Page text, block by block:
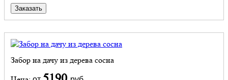
Заказать
Забор на дачу из дерева сосна